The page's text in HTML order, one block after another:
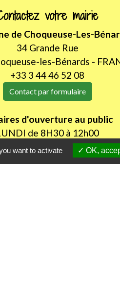
votre mairie
de Choqueuse-Les-
34 Grande Rue
les-Bénards -
+33 3 44 46 52 08
Contact par formulaire
d'ouverture au public
de 8H30 à 12h00
de 14h00 à 18h30
want to activate OK,